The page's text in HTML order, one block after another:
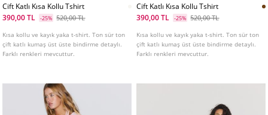
Cift Katlı Kısa Kollu Tshirt
390,00 TL
-25% 520,00 TL
Kısa kollu ve kayık yaka t-shirt. Ton sür ton
çift katlı kumaş üst üste bindirme detaylı.
Farklı renkleri mevcuttur.
Cift Katlı Kısa Kollu Tshirt
390,00 TL
-25% 520,00 TL
Kısa kollu ve kayık yaka t-shirt. Ton sür ton
çift katlı kumaş üst üste bindirme detaylı.
Farklı renkleri mevcuttur.